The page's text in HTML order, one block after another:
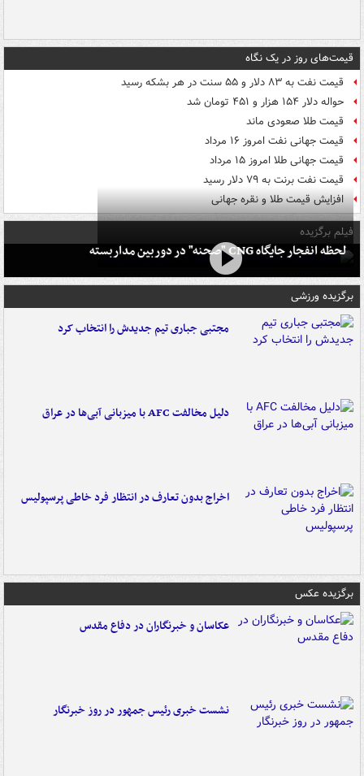
قیمت‌های روز در یک نگاه
قیمت نفت به ۸۳ دلار و ۵۵ سنت در هر بشکه رسید
حواله دلار ۱۵۴ هزار و ۴۵۱ تومان شد
قیمت طلا صعودی ماند
قیمت جهانی نفت امروز ۱۶ مرداد
قیمت جهانی طلا امروز ۱۵ مرداد
قیمت نفت برنت به ۷۹ دلار رسید
افزایش قیمت طلا و نقره جهانی
فیلم برگزیده
لحظه انفجار جایگاه CNG "صحنه" در دوربین مداربسته
برگزیده ورزشی
مجتبی جباری تیم جدیدش را انتخاب کرد
دلیل مخالفت AFC با میزبانی آبی‌ها در عراق
اخراج بدون تعارف در انتظار فرد خاطی پرسپولیس
برگزیده عکس
عکاسان و خبرنگاران در دفاع مقدس
نشست خبری رئیس جمهور در روز خبرنگار